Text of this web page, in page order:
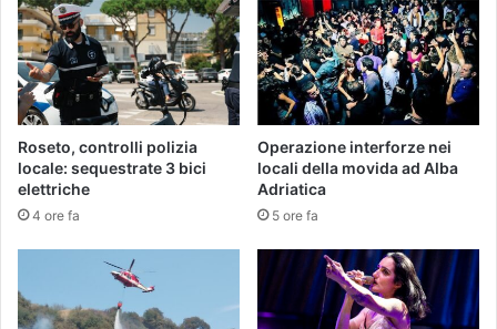
Roseto, controlli polizia
locale: sequestrate 3 bici
elettriche
4 ore fa
Operazione interforze nei
locali della movida ad Alba
Adriatica
5 ore fa